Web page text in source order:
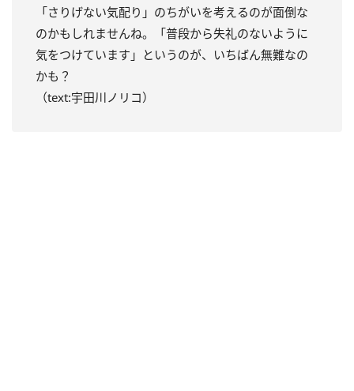
「さりげない気配り」のちがいを考えるのが面倒な
のかもしれませんね。「普段から失礼のないように
気をつけています」というのが、いちばん無難なの
かも？
（text:宇田川ノリコ）